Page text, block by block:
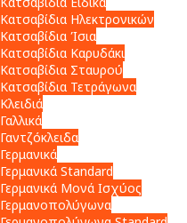
Κατσαβίδια Ηλεκτρονικών
Κατσαβίδια Ίσια
Κατσαβίδια Καρυδάκι
Κατσαβίδια Σταυρού
Κατσαβίδια Τετράγωνα
Κλειδιά
Γαλλικά
Γαντζόκλειδα
Γερμανικά
Γερμανικά Standard
Γερμανικά Μονά Ισχύος
Γερμανοπολύγωνα